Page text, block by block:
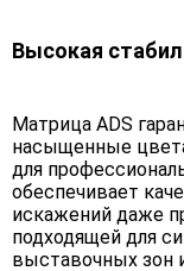
Высокая
Матрица ADS
насыщенные
для
обеспечивает
искажений даже
подходящей для
выставочных зон